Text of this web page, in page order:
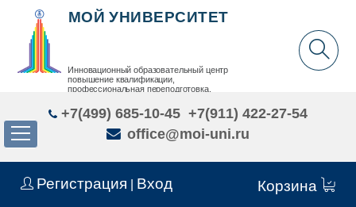
Регистрация Вход Корзина
МОЙ УНИВЕРСИТЕТ
Инновационный образовательный центр
повышение квалификации,
профессиональная переподготовка,
+7(499) 685-10-45 +7(911) 422-27-54
office@moi-uni.ru